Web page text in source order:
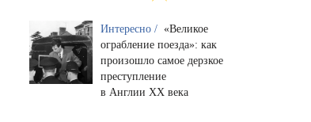
Интересно / «Великое
ограбление поезда»: как
произошло самое дерзкое
преступление
в Англии XX века